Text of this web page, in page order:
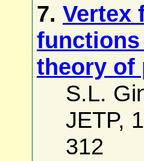
7. Vertex
functions
theory of
S.L.
JETP,
312